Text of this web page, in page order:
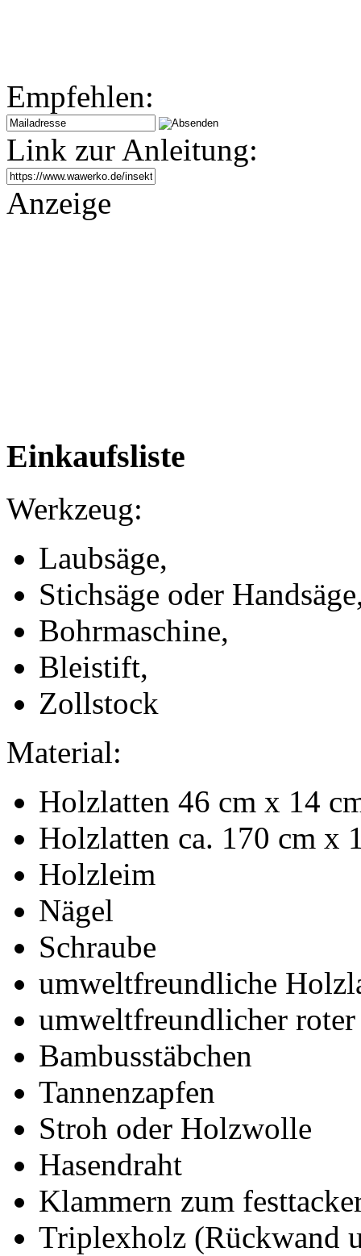
Empfehlen:
Link zur Anleitung:
Anzeige
Einkaufsliste
Werkzeug:
Laubsäge,
Stichsäge oder
Bohrmaschine,
Bleistift,
Zollstock
Material:
Holzlatten 46 cm x 14
Holzlatten ca. 170 cm x
Holzleim
Nägel
Schraube
umweltfreundliche
umweltfreundlicher
Bambusstäbchen
Tannenzapfen
Stroh oder Holzwolle
Hasendraht
Klammern zum
Triplexholz (Rückwand